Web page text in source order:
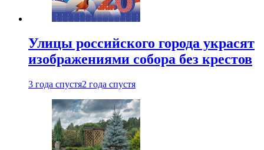
Улицы российского города украсят
изображениями собора без крестов
3 года спустя2 года спустя